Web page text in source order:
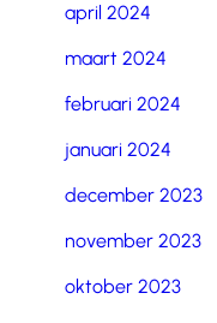
april 2024
maart 2024
februari 2024
januari 2024
december 2023
november 2023
oktober 2023